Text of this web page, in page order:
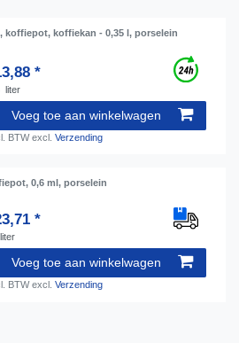
koffiepot, koffiekan - 0,35 l, porselein
*
liter
Voeg toe aan winkelwagen
BTWexcl.Verzending
0,6 ml, porselein
*
liter
Voeg toe aan winkelwagen
BTWexcl.Verzending